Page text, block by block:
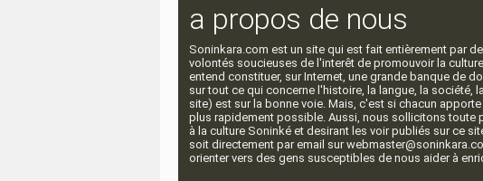
a propos de nous
Soninkara.com est un site qui est fait entièrement par
volontés soucieuses de l'interêt de promouvoir la
entend constituer, sur Internet, une grande banque de
sur tout ce qui concerne l'histoire, la langue, la société,
site) est sur la bonne voie. Mais, c'est si chacun
plus rapidement possible. Aussi, nous sollicitons toute
à la culture Soninké et desirant les voir publiés sur ce
soit directement par email sur
orienter vers des gens susceptibles de nous aider à